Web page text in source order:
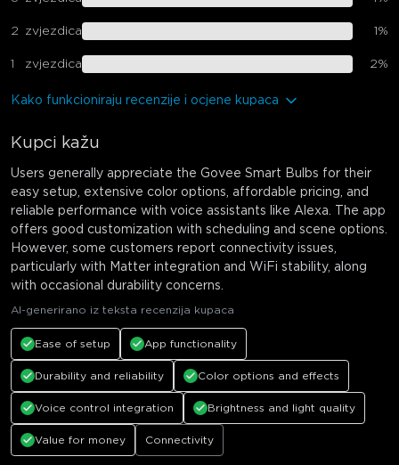
2 zvjezdica 1%
1 zvjezdica 2%
Kako funkcioniraju recenzije i ocjene kupaca
Kupci kažu
Users generally appreciate the Govee Smart Bulbs for their
easy setup, extensive color options, affordable pricing, and
reliable performance with voice assistants like Alexa. The app
offers good customization with scheduling and scene options.
However, some customers report connectivity issues,
particularly with Matter integration and WiFi stability, along
with occasional durability concerns.
AI-generirano iz teksta recenzija kupaca
Ease of setup App functionality
Durability and reliability Color options and effects
Voice control integration Brightness and light quality
Value for money Connectivity